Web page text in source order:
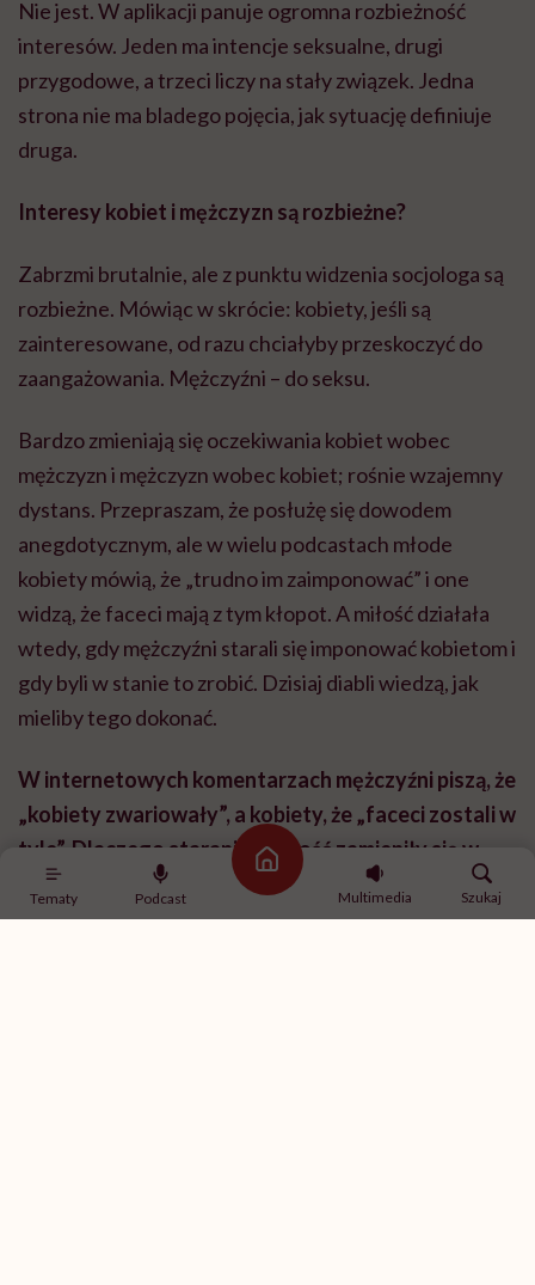
Tematy Podcast
Strona główna
Multimedia
Szukaj
Nie jest. W aplikacji panuje ogromna rozbieżność
interesów. Jeden ma intencje seksualne, drugi
przygodowe, a trzeci liczy na stały związek. Jedna
strona nie ma bladego pojęcia, jak sytuację definiuje
druga.
Interesy kobiet i mężczyzn są rozbieżne?
Zabrzmi brutalnie, ale z punktu widzenia socjologa są
rozbieżne. Mówiąc w skrócie: kobiety, jeśli są
zainteresowane, od razu chciałyby przeskoczyć do
zaangażowania. Mężczyźni – do seksu.
Bardzo zmieniają się oczekiwania kobiet wobec
mężczyzn i mężczyzn wobec kobiet; rośnie wzajemny
dystans. Przepraszam, że posłużę się dowodem
anegdotycznym, ale w wielu podcastach młode
kobiety mówią, że „trudno im zaimponować” i one
widzą, że faceci mają z tym kłopot. A miłość działała
wtedy, gdy mężczyźni starali się imponować kobietom i
gdy byli w stanie to zrobić. Dzisiaj diabli wiedzą, jak
mieliby tego dokonać.
W internetowych komentarzach mężczyźni piszą, że
„kobiety zwariowały”, a kobiety, że „faceci zostali w
tyle”. Dlaczego starania o miłość zamieniły się w –
mówiąc pana słowami – „wzajemne okładanie się
kijem oskarżeń”?